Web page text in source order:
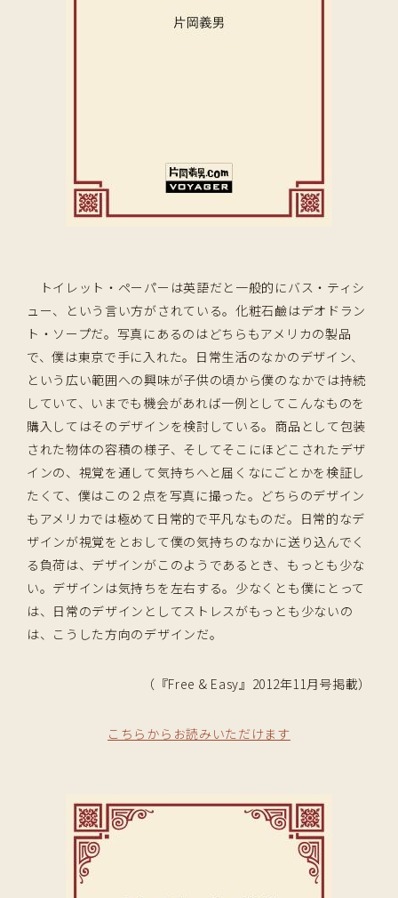
トイレット・ペーパーは英語だと一般的にバス・ティシ
ュー、という言い方がされている。化粧石鹼はデオドラン
ト・ソープだ。写真にあるのはどちらもアメリカの製品
で、僕は東京で手に入れた。日常生活のなかのデザイン、
という広い範囲への興味が子供の頃から僕のなかでは持続
していて、いまでも機会があれば一例としてこんなものを
購入してはそのデザインを検討している。商品として包装
された物体の容積の様子、そしてそこにほどこされたデザ
インの、視覚を通して気持ちへと届くなにごとかを検証し
たくて、僕はこの２点を写真に撮った。どちらのデザイン
もアメリカでは極めて日常的で平凡なものだ。日常的なデ
ザインが視覚をとおして僕の気持ちのなかに送り込んでく
る負荷は、デザインがこのようであるとき、もっとも少な
い。デザインは気持ちを左右する。少なくとも僕にとって
は、日常のデザインとしてストレスがもっとも少ないの
は、こうした方向のデザインだ。
（『Free & Easy』2012年11月号掲載）
こちらからお読みいただけます